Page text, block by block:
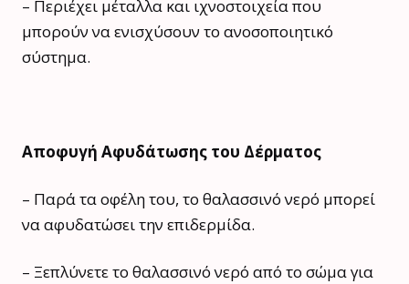
– Περιέχει μέταλλα και ιχνοστοιχεία που
μπορούν να ενισχύσουν το ανοσοποιητικό
σύστημα.
Αποφυγή Αφυδάτωσης του Δέρματος
– Παρά τα οφέλη του, το θαλασσινό νερό μπορεί
να αφυδατώσει την επιδερμίδα.
– Ξεπλύνετε το θαλασσινό νερό από το σώμα για